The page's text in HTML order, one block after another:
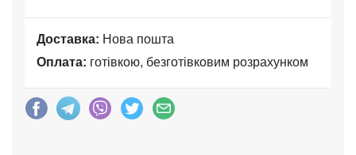
Доставка: Нова пошта
Оплата: готівкою, безготівковим розрахунком